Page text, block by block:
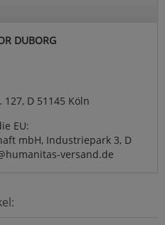
DUBORG
D 51145 Köln
EU:
mbH, Industriepark 3, D
versand.de